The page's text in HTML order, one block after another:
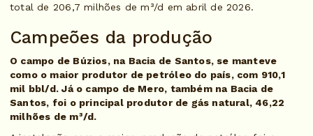
total de 206,7 milhões de m³/d em abril de 2026.
Campeões da produção
O campo de Búzios, na Bacia de Santos, se manteve
como o maior produtor de petróleo do país, com 910,1
mil bbl/d. Já o campo de Mero, também na Bacia de
Santos, foi o principal produtor de gás natural, 46,22
milhões de m³/d.